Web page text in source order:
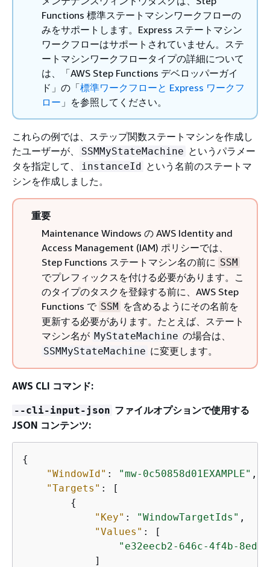
Functions 標準ステートマシンワークフローの
みをサポートします。Express ステートマシン
ワークフローはサポートされていません。ステ
ートマシンワークフロータイプの詳細について
は、「AWS Step Functions デベロッパーガイ
ド」の「標準ワークフローと Express ワークフ
ロー 」を参照してください。
これらの例では、ステップ関数ステートマシンを作成し
たユーザーが、
SSMMyStateMachine というパラメー
タを指定して、
instanceId という名前のステートマ
シンを作成しました。
重要
Maintenance Windows の AWS Identity and
Access Management (IAM) ポリシーでは、
Step Functions ステートマシン名の前に SSM
でプレフィックスを付ける必要があります。こ
のタイプのタスクを登録する前に、AWS Step
Functions で SSM を含めるようにその名前を
更新する必要があります。たとえば、ステート
マシン名が MyStateMachine の場合は、
SSMMyStateMachine に変更します。
AWS CLI コマンド:
--cli-input-json ファイルオプションで使用する
JSON コンテンツ:
{
"WindowId" : "mw-0c50858d01EXAMPLE" ,
"Targets" : [
{
"Key" : "WindowTargetIds" ,
"Values" : [
"e32eecb2-646c-4f4b-8ed1-
            ]